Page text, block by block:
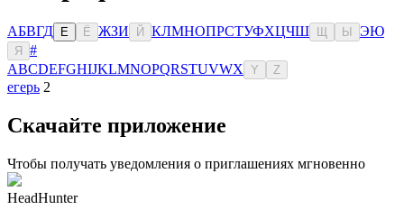
АБВГД Е Ё ЖЗИ Й КЛМНОПРСТУФХЦЧШ Ы ЭЮ
Я
#
ABCDEFGHIJKLMNOPQRSTUVWX Y Z
егерь 2
Скачайте приложение
Чтобы получать уведомления о приглашениях мгновенно
HeadHunter